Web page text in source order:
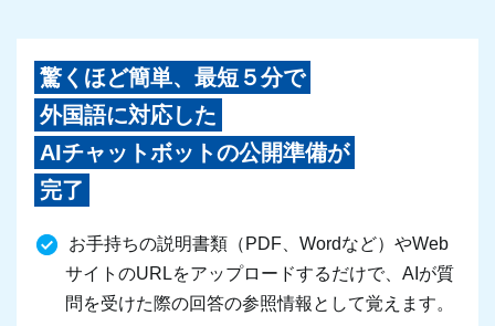
驚くほど簡単、最短５分で
外国語に対応した
AIチャットボットの公開準備が
完了
お手持ちの説明書類（PDF、Wordなど）やWeb
サイトのURLをアップロードするだけで、AIが質
問を受けた際の回答の参照情報として覚えます。